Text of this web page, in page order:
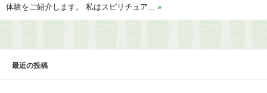
体験をご紹介します。 私はスピリチュア... »
最近の投稿